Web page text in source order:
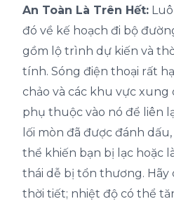
An Toàn Là Trên Hết:
đó về kế hoạch đi bộ
gồm lộ trình dự kiến ​​và
tính. Sóng điện thoại rất
chảo và các khu vực xung
phụ thuộc vào nó để liên
lối mòn đã được đánh
thể khiến bạn bị lạc hoặc
thái dễ bị tổn thương. Hãy
thời tiết; nhiệt độ có thể